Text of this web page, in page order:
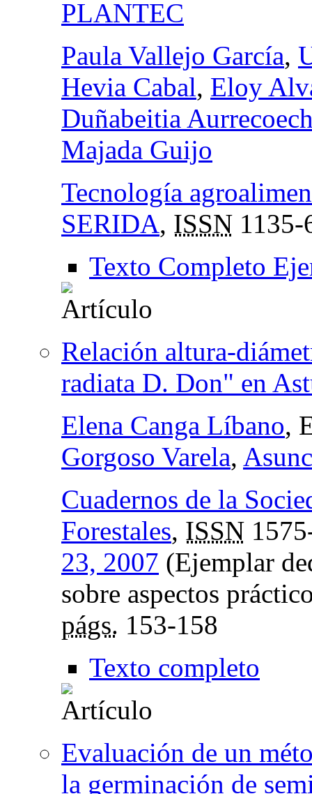
PLANTEC
Paula Vallejo García,
Hevia Cabal, Eloy
Duñabeitia
Majada Guijo
Tecnología
SERIDA, ISSN
Texto Completo
Relación altura-
radiata D. Don" en
Elena Canga Líbano,
Gorgoso Varela,
Cuadernos de la
Forestales, ISSN
23, 2007 (Ejemplar
sobre aspectos
págs. 153-158
Texto completo
Evaluación de un
la germinación de